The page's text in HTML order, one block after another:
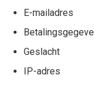
E-mailadres
Geslacht
IP-adres